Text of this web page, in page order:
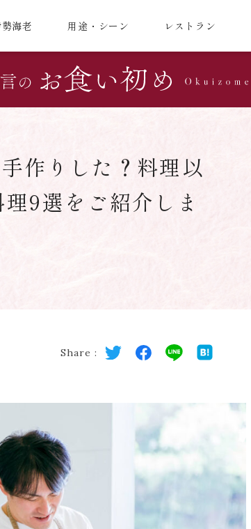
海老 用途・シーン レストラン
作りした？料理以
9選をご紹介しま
Share :